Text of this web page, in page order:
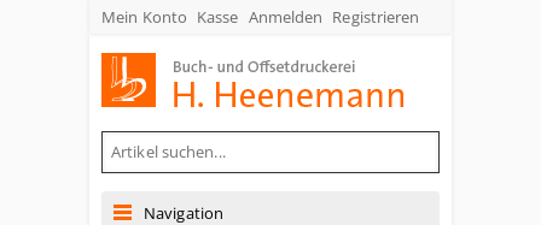
Mein Konto Kasse Anmelden Registrieren
Navigation